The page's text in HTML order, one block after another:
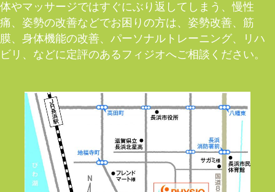
体やマッサージではすぐにぶり返してしまう、慢性
痛、姿勢の改善などでお困りの方は、姿勢改善、筋
膜、身体機能の改善、パーソナルトレーニング、リハ
ビリ、などに定評のあるフィジオへご相談ください。